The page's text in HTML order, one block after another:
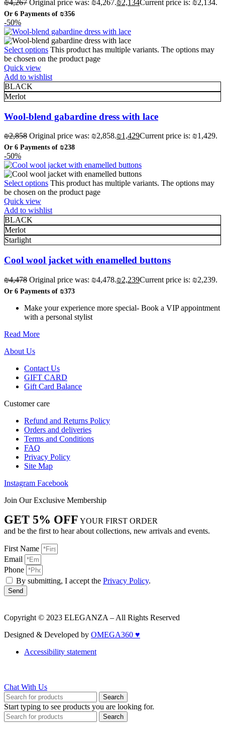
₪4,267 Original price was: ₪4,267.₪2,134Current price is: ₪2,134.
Or 6 Payments of ₪356
-50%
Select options This product has multiple variants. The options may
be chosen on the product page
Quick view
Add to wishlist
BLACK
Merlot
Wool-blend gabardine dress with lace
₪2,858 Original price was: ₪2,858.₪1,429Current price is: ₪1,429.
Or 6 Payments of ₪238
-50%
Select options This product has multiple variants. The options may
be chosen on the product page
Quick view
Add to wishlist
BLACK
Merlot
Starlight
Cool wool jacket with enamelled buttons
₪4,478 Original price was: ₪4,478.₪2,239Current price is: ₪2,239.
Or 6 Payments of ₪373
Make your experience more special- Book a VIP appointment
with a personal stylist
Read More
About Us
Contact Us
GIFT CARD
Gift Card Balance
Customer care
Refund and Returns Policy
Orders and deliveries
Terms and Conditions
FAQ
Privacy Policy
Site Map
Instagram Facebook
Join Our Exclusive Membership
GET 5% OFF YOUR FIRST ORDER
and be the first to hear about collections, new arrivals and events.
First Name
Email
Phone
By submitting, I accept the Privacy Policy.
Send
Copyright © 2023 ELEGANZA – All Rights Reserved
Designed & Developed by OMEGA360 ♥
Accessibility statement
Chat With Us
Search
Start typing to see products you are looking for.
Search